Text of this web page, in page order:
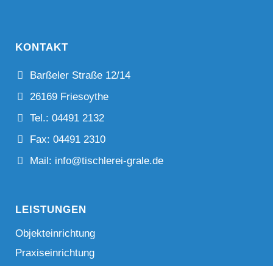
KONTAKT
Barßeler Straße 12/14
26169 Friesoythe
Tel.: 04491 2132
Fax: 04491 2310
Mail: info@tischlerei-grale.de
LEISTUNGEN
Objekteinrichtung
Praxiseinrichtung